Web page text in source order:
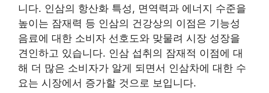
니다. 인삼의 항산화 특성, 면역력과 에너지 수준을
높이는 잠재력 등 인삼의 건강상의 이점은 기능성
음료에 대한 소비자 선호도와 맞물려 시장 성장을
견인하고 있습니다. 인삼 섭취의 잠재적 이점에 대
해 더 많은 소비자가 알게 되면서 인삼차에 대한 수
요는 시장에서 증가할 것으로 보입니다.